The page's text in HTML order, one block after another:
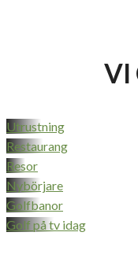
VI
Utrustning
Restaurang
Resor
Nybörjare
Golfbanor
Golf på tv idag